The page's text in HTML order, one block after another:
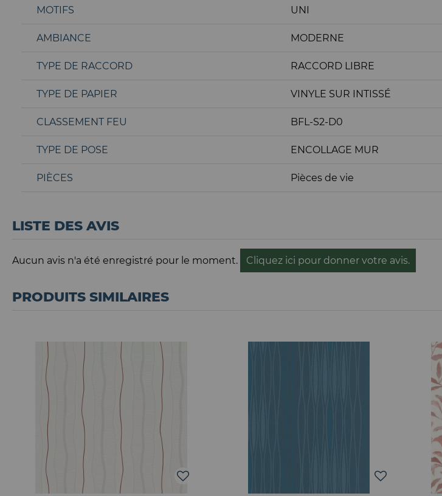
MOTIFS UNI
AMBIANCE MODERNE
TYPE DE RACCORD RACCORD LIBRE
TYPE DE PAPIER VINYLE SUR INTISSÉ
CLASSEMENT FEU BFL-S2-D0
TYPE DE POSE ENCOLLAGE MUR
PIÈCES Pièces de vie
LISTE DES AVIS
Aucun avis n'a été enregistré pour le moment. Cliquez ici pour donner votre avis.
PRODUITS SIMILAIRES